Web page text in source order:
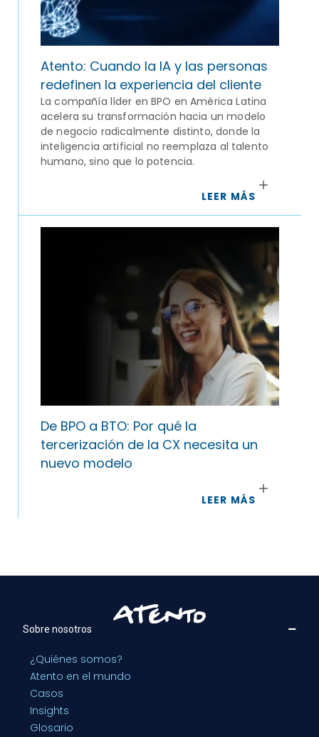
Atento: Cuando la IA y las personas
redefinen la experiencia del cliente
La compañía líder en BPO en América Latina
acelera su transformación hacia un modelo
de negocio radicalmente distinto, donde la
inteligencia artificial no reemplaza al talento
humano, sino que lo potencia.
LEER MÁS
De BPO a BTO: Por qué la
tercerización de la CX necesita un
nuevo modelo
LEER MÁS
Sobre nosotros
¿Quiénes somos?
Atento en el mundo
Casos
Insights
Glosario